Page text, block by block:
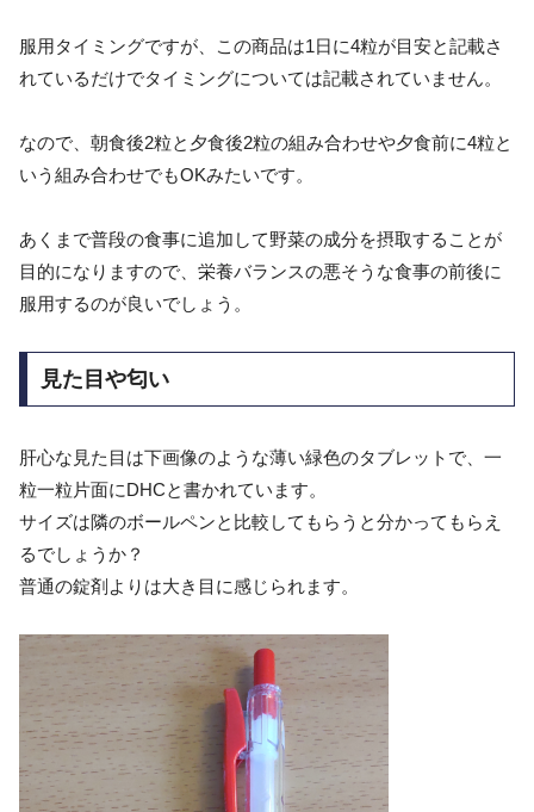
服用タイミングですが、この商品は1日に4粒が目安と記載さ
れているだけでタイミングについては記載されていません。
なので、朝食後2粒と夕食後2粒の組み合わせや夕食前に4粒と
いう組み合わせでもOKみたいです。
あくまで普段の食事に追加して野菜の成分を摂取することが
目的になりますので、栄養バランスの悪そうな食事の前後に
服用するのが良いでしょう。
見た目や匂い
肝心な見た目は下画像のような薄い緑色のタブレットで、一
粒一粒片面にDHCと書かれています。
サイズは隣のボールペンと比較してもらうと分かってもらえ
るでしょうか？
普通の錠剤よりは大き目に感じられます。